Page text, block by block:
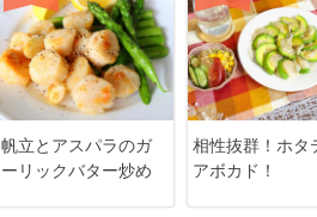
帆立とアスパラのガ
ーリックバター炒め
相性抜群！ホタ
アボカド！